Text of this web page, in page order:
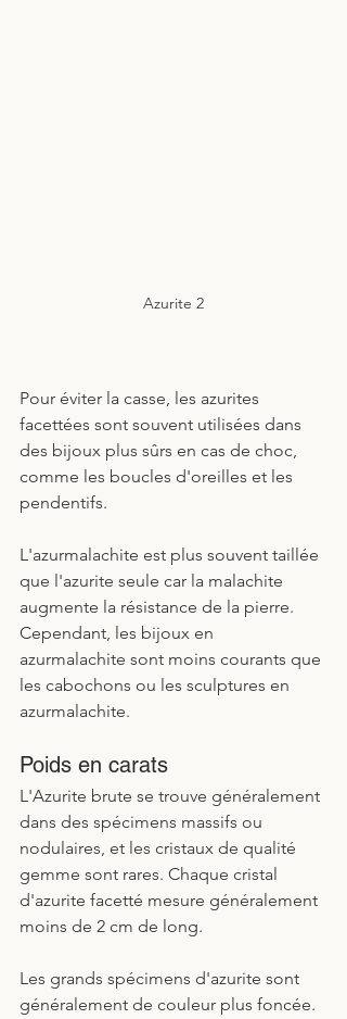
Azurite 2
Pour éviter la casse, les azurites
facettées sont souvent utilisées dans
des bijoux plus sûrs en cas de choc,
comme les boucles d'oreilles et les
pendentifs.
L'azurmalachite est plus souvent taillée
que l'azurite seule car la malachite
augmente la résistance de la pierre.
Cependant, les bijoux en
azurmalachite sont moins courants que
les cabochons ou les sculptures en
azurmalachite.
Poids en carats
L'Azurite brute se trouve généralement
dans des spécimens massifs ou
nodulaires, et les cristaux de qualité
gemme sont rares. Chaque cristal
d'azurite facetté mesure généralement
moins de 2 cm de long.
Les grands spécimens d'azurite sont
généralement de couleur plus foncée.